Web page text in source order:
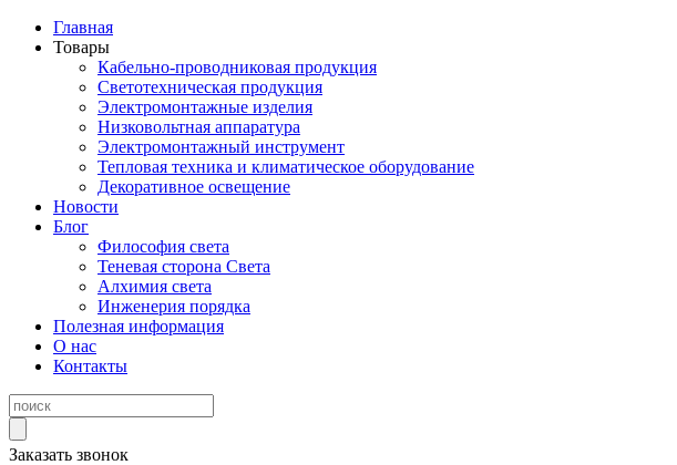
Главная
Товары
Кабельно-проводниковая продукция
Светотехническая продукция
Электромонтажные изделия
Низковольтная аппаратура
Электромонтажный инструмент
Тепловая техника и климатическое оборудование
Декоративное освещение
Новости
Блог
Философия света
Теневая сторона Света
Алхимия света
Инженерия порядка
Полезная информация
О нас
Контакты
Заказать звонок